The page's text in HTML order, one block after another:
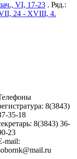
VI, 17-23 . Ряд.:
24 - XVIII, 4.
8(3843)
35-18
8(3843) 36-
23
mail: